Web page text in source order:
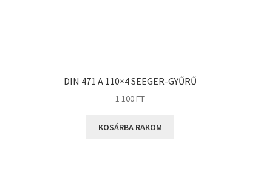
DIN 471 A 110×4 SEEGER-GYŰRŰ
1 100FT
KOSÁRBA RAKOM